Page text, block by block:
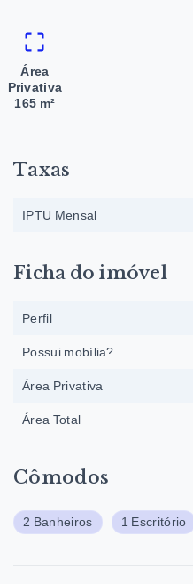
Área
Privativa
165 m²
Cômodos
2 Banheiros 1 Escritório
Taxas
IPTU Mensal
Ficha do imóvel
Perfil
Possui mobília?
Área Privativa
Área Total